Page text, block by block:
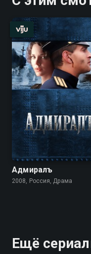
Адмиралъ
2008, Россия, Драма
Ещё